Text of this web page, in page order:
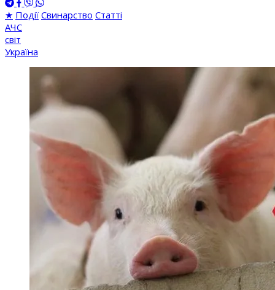
★ Події Свинарство Статті
АЧС
світ
Україна